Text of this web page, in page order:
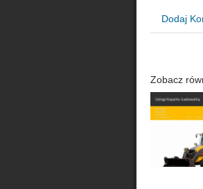
Dodaj
Zobacz